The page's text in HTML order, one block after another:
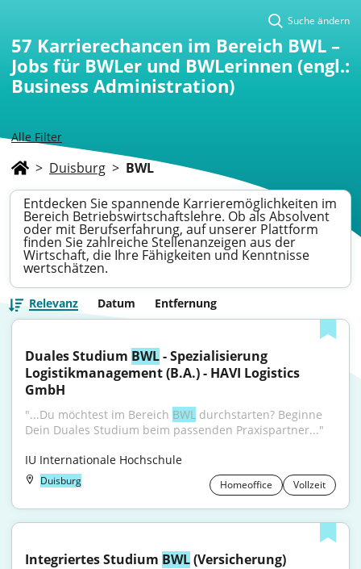
Alle Filter
Suche ändern
57 Karrierechancen im Bereich BWL –
Jobs für BWLer und BWLerinnen (engl.:
Business Administration)
> Duisburg > BWL
Entdecken Sie spannende Karrieremöglichkeiten im
Bereich Betriebswirtschaftslehre. Ob als Absolvent
oder mit Berufserfahrung, auf unserer Plattform
finden Sie zahlreiche Stellenanzeigen aus der
Wirtschaft, die Ihre Fähigkeiten und Kenntnisse
wertschätzen.
Relevanz Datum Entfernung
Duales Studium BWL - Spezialisierung
Logistikmanagement (B.A.) - HAVI Logistics
GmbH
"...Du möchtest im Bereich BWL durchstarten? Beginne
Dein Duales Studium beim passenden Praxispartner..."
IU Internationale Hochschule
Duisburg Homeoffice Vollzeit
Integriertes Studium BWL (Versicherung)